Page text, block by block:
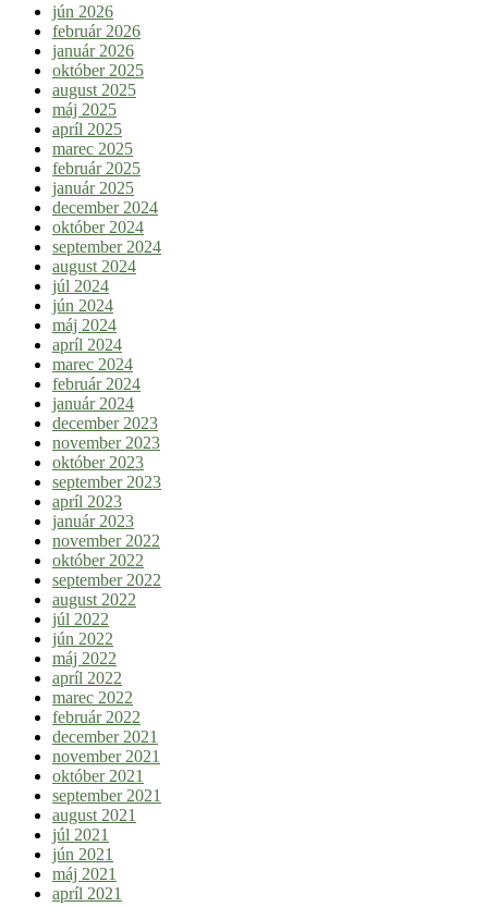
jún 2026
február 2026
január 2026
október 2025
august 2025
máj 2025
apríl 2025
marec 2025
február 2025
január 2025
december 2024
október 2024
september 2024
august 2024
júl 2024
jún 2024
máj 2024
apríl 2024
marec 2024
február 2024
január 2024
december 2023
november 2023
október 2023
september 2023
apríl 2023
január 2023
november 2022
október 2022
september 2022
august 2022
júl 2022
jún 2022
máj 2022
apríl 2022
marec 2022
február 2022
december 2021
november 2021
október 2021
september 2021
august 2021
júl 2021
jún 2021
máj 2021
apríl 2021